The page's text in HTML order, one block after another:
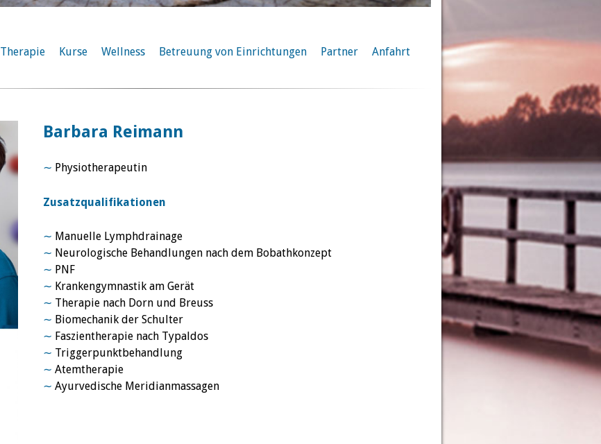
Therapie Kurse Wellness Betreuung von Einrichtungen Partner Anfahrt
Barbara Reimann
∼ Physiotherapeutin
Zusatzqualifikationen
∼ Manuelle Lymphdrainage
∼ Neurologische Behandlungen nach dem Bobathkonzept
∼ PNF
∼ Krankengymnastik am Gerät
∼ Therapie nach Dorn und Breuss
∼ Biomechanik der Schulter
∼ Faszientherapie nach Typaldos
∼ Triggerpunktbehandlung
∼ Atemtherapie
∼ Ayurvedische Meridianmassagen